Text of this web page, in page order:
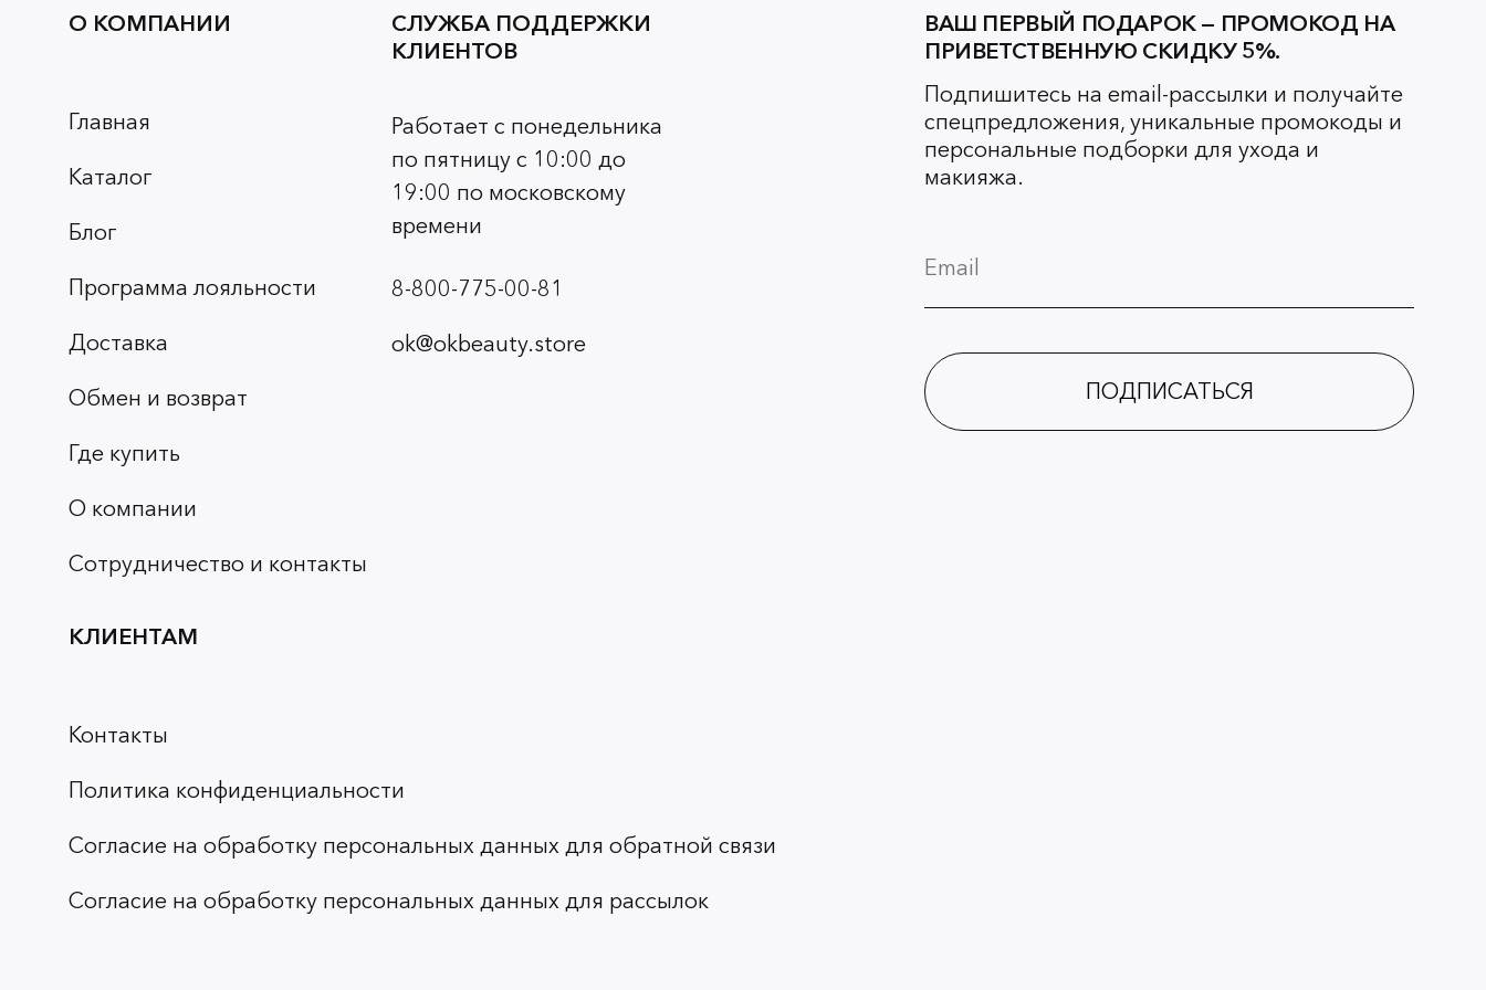
О КОМПАНИИ
Главная
Каталог
Блог
Программа лояльности
Доставка
Обмен и возврат
Где купить
О компании
Сотрудничество и контакты
КЛИЕНТАМ
Контакты
Политика конфиденциальности
Согласие на обработку персональных данных для обратной связи
Согласие на обработку персональных данных для рассылок
СЛУЖБА ПОДДЕРЖКИ
КЛИЕНТОВ
Работает с понедельника
по пятницу с 10:00 до
19:00 по московскому
времени
8-800-775-00-81
ok@okbeauty.store
ВАШ ПЕРВЫЙ ПОДАРОК — ПРОМОКОД НА
ПРИВЕТСТВЕННУЮ СКИДКУ 5%.
Подпишитесь на email-рассылки и получайте
спецпредложения, уникальные промокоды и
персональные подборки для ухода и
макияжа.
ПОДПИСАТЬСЯ